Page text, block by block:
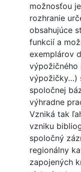
možnosťou
rozhranie
obsahujúce
funkcií a
exemplárov
výpožičky…)
spoločnej
výhradne
Vzniká tak
vzniku
spoločný
regionálny
zapojených